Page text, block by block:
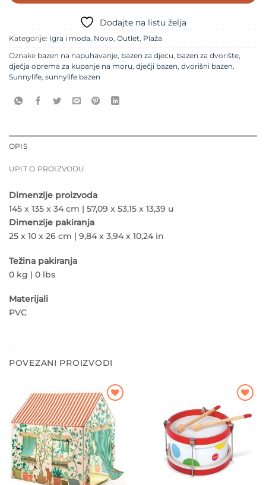
Dodajte na listu želja
Kategorije: Igra i moda, Novo, Outlet, Plaža
Oznake bazen na napuhavanje, bazen za djecu, bazen za dvorište,
dječja oprema za kupanje na moru, dječji bazen, dvorišni bazen,
Sunnylife, sunnylife bazen
OPIS
UPIT O PROIZVODU
Dimenzije proizvoda
145 x 135 x 34 cm | 57,09 x 53,15 x 13,39 u
Dimenzije pakiranja
25 x 10 x 26 cm | 9,84 x 3,94 x 10,24 in
Težina pakiranja
0 kg | 0 lbs
Materijali
PVC
POVEZANI PROIZVODI
Dodajte
na listu
želja
na listu
želja